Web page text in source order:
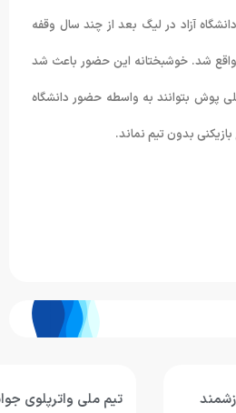
آزاد در لیگ بعد از چند سال وقفه
شد. خوشبختانه این حضور باعث شد
پوش بتوانند به واسطه حضور دانشگاه
بدون تیم نماند.
رقابت‌های قهرمانی آسیا را برابر